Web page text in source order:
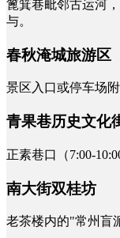
篦箕巷毗邻古运河
与。
春秋淹城旅游区
景区入口或停车场
青果巷历史文化
正素巷口（7:00-
南大街双桂坊
老茶楼内的"常州盲